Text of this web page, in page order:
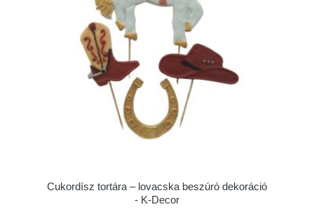
Cukordísz tortára – lovacska beszúró dekoráció
- K-Decor